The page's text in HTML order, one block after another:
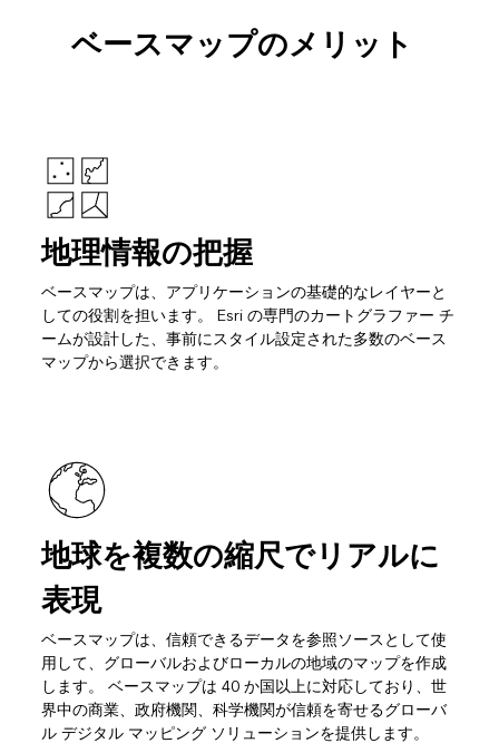
ベースマップのメリット
地理情報の把握
ベースマップは、アプリケーションの基礎的なレイヤーと
しての役割を担います。 Esri の専門のカートグラファー チ
ームが設計した、事前にスタイル設定された多数のベース
マップから選択できます。
地球を複数の縮尺でリアルに
表現
ベースマップは、信頼できるデータを参照ソースとして使
用して、グローバルおよびローカルの地域のマップを作成
します。 ベースマップは 40 か国以上に対応しており、世
界中の商業、政府機関、科学機関が信頼を寄せるグローバ
ル デジタル マッピング ソリューションを提供します。